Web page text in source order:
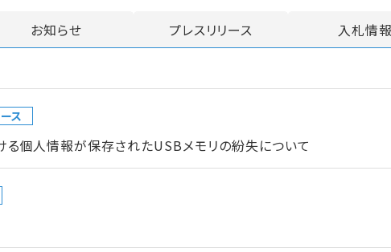
お知らせ プレスリリース 入札情報
ス
る個人情報が保存されたUSBメモリの紛失について